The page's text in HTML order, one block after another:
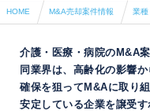
HOME M&A売却案件情報 業種
介護・医療・病院のM&A
同業界は、高齢化の影響
確保を狙ってM&Aに取り
安定している企業を譲受